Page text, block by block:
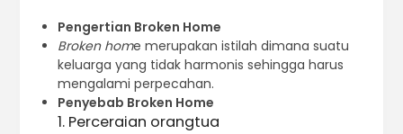
Pengertian Broken Home
Broken home merupakan istilah dimana suatu
keluarga yang tidak harmonis sehingga harus
mengalami perpecahan.
Penyebab Broken Home
1. Perceraian orangtua